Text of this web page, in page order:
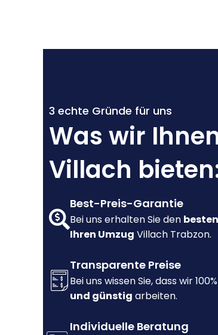
3 echte Gründe für uns
Was wir
Villach
Best-Preis-Garantie
Bei uns erhalten Sie den
Ihren Umzug Villach Trabzon.
Transparente Preise
Bei uns wissen Sie, dass wir 100%
und günstig arbeiten.
Individuelle Beratung